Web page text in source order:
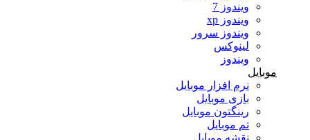
ویندوز 7
ویندوز xp
ویندوز سرور
لینوکس
ویندوز
موبایل
نرم افزار موبایل
بازی موبایل
رینگتون موبایل
تم موبایل
نقشه موبایل